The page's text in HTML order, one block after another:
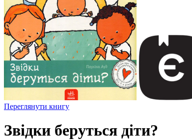
Переглянути книгу
Звідки беруться діти?